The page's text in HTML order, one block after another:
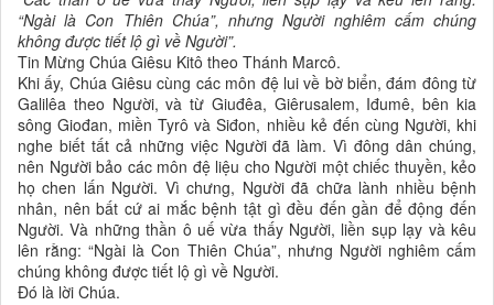
“Ngài là Con Thiên Chúa”, nhưng Người nghiêm cấm chúng
không được tiết lộ gì về Người”.
Tin Mừng Chúa Giêsu Kitô theo Thánh Marcô.
Khi ấy, Chúa Giêsu cùng các môn đệ lui về bờ biển, đám đông từ
Galilêa theo Người, và từ Giuđêa, Giêrusalem, Iđumê, bên kia
sông Giođan, miền Tyrô và Siđon, nhiều kẻ đến cùng Người, khi
nghe biết tất cả những việc Người đã làm. Vì đông dân chúng,
nên Người bảo các môn đệ liệu cho Người một chiếc thuyền, kẻo
họ chen lấn Người. Vì chưng, Người đã chữa lành nhiều bệnh
nhân, nên bất cứ ai mắc bệnh tật gì đều đến gần để động đến
Người. Và những thần ô uế vừa thấy Người, liền sụp lạy và kêu
lên rằng: “Ngài là Con Thiên Chúa”, nhưng Người nghiêm cấm
chúng không được tiết lộ gì về Người.
Ðó là lời Chúa.